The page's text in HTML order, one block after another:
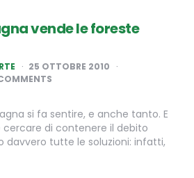
vende le foreste
25 OTTOBRE 2010
si fa sentire, e anche tanto. E
cercare di contenere il debito
davvero tutte le soluzioni: infatti,